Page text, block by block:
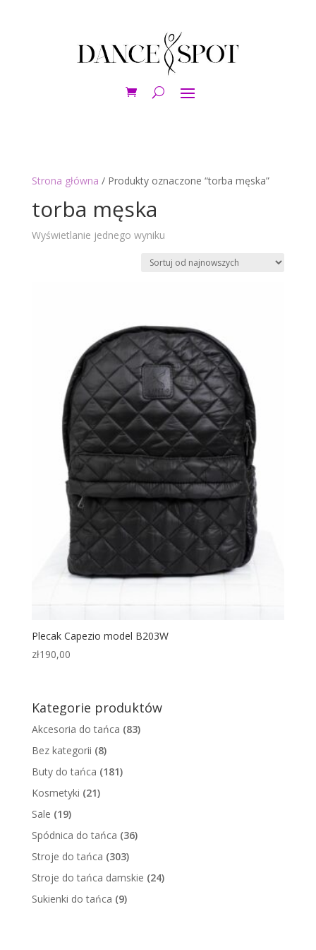
Strona główna / Produkty oznaczone “torba męska”
torba męska
Wyświetlanie jednego wyniku
Plecak Capezio model B203W
zł190,00
Kategorie produktów
Akcesoria do tańca (83)
Bez kategorii (8)
Buty do tańca (181)
Kosmetyki (21)
Sale (19)
Spódnica do tańca (36)
Stroje do tańca (303)
Stroje do tańca damskie (24)
Sukienki do tańca (9)